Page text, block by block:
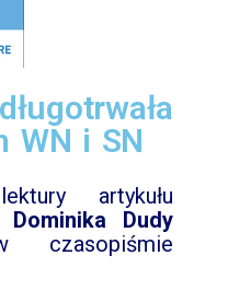
WN i SN
artykułu
Dominika Dudy
czasopiśmie